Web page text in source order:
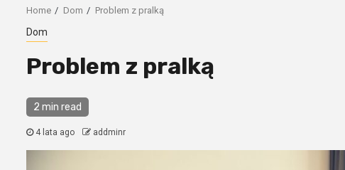
Home Dom Problem z pralką
Dom
Problem z pralką
2 min read
4 lata ago addminr